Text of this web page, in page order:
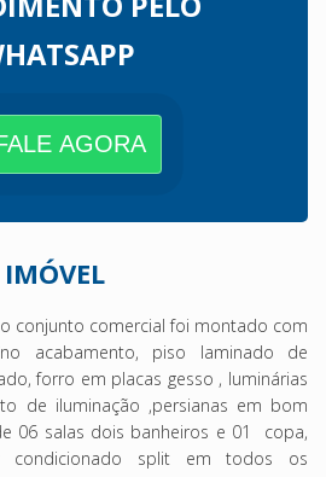
AGORA
IMÓVEL
conjunto comercial foi montado com
acabamento, piso laminado de
forro em placas gesso , luminárias
de iluminação ,persianas em bom
06 salas dois banheiros e 01 copa,
condicionado split em todos os